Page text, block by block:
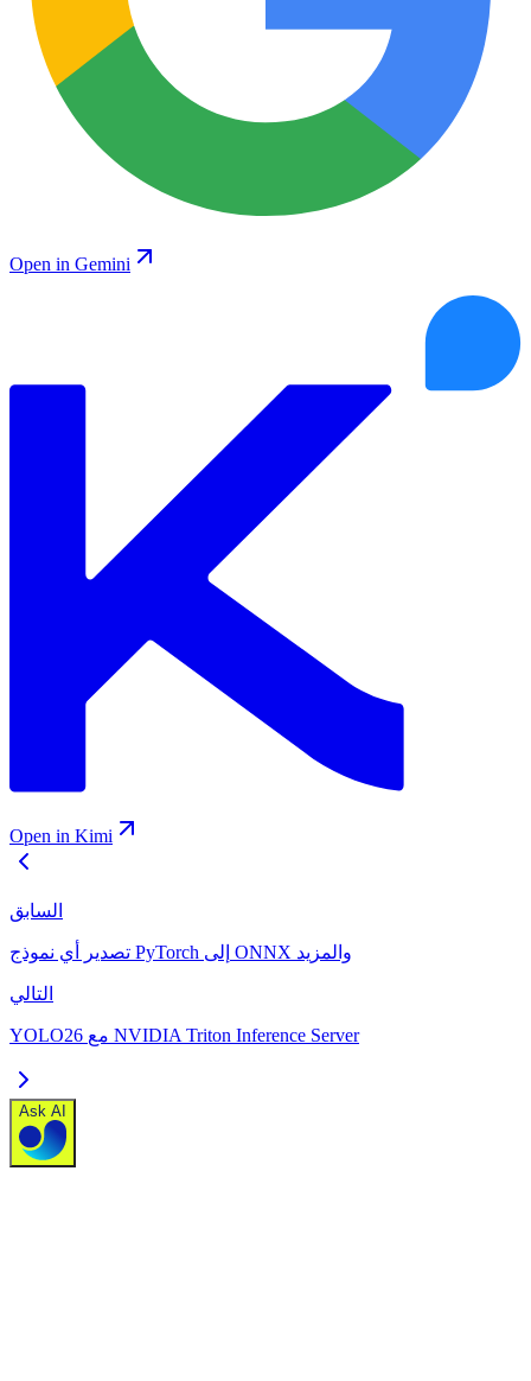
Open in Gemini
Open in Kimi
السابق
تصدير أي نموذج PyTorch إلى ONNX والمزيد
التالي
YOLO26 مع NVIDIA Triton Inference Server
Ask AI